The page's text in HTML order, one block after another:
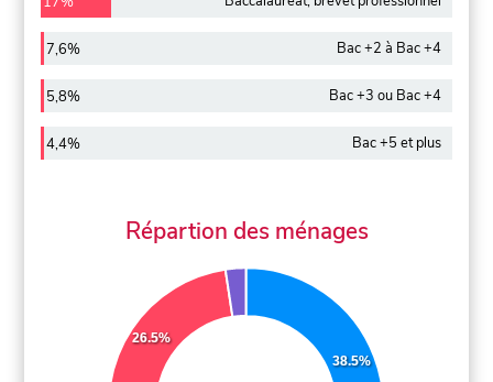
7,6% Bac +2 à Bac +4
5,8% Bac +3 ou Bac +4
4,4% Bac +5 et plus
Répartion des ménages
38.5%
26.5%